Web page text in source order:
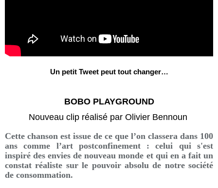
Un petit Tweet peut tout changer…
BOBO PLAYGROUND
Nouveau clip réalisé par Olivier Bennoun
Cette chanson est issue de ce que l’on classera dans 100
ans comme l’art postconfinement : celui qui s'est
inspiré des envies de nouveau monde et qui en a fait un
constat réaliste sur le pouvoir absolu de notre société
de consommation.